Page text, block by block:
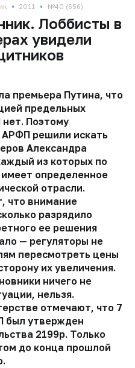
• 2011 • №40 (656)
Лоббисты в
увидели
премьера Путина, что
предельных
Поэтому
решили искать
Александра
из которых по
определенное
отрасли.
что внимание
разрядило
ее решения
— регуляторы не
пересмотреть цены
их увеличения.
ничего не
нельзя.
отмечают, что 7
был утвержден
2199р. Только
до конца прошлой